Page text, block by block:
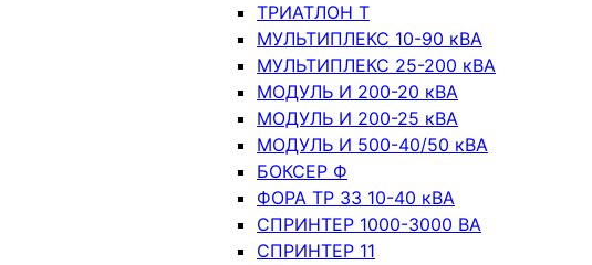
ТРИАТЛОН Т
МУЛЬТИПЛЕКС 10-90 кВА
МУЛЬТИПЛЕКС 25-200 кВА
МОДУЛЬ И 200-20 кВА
МОДУЛЬ И 200-25 кВА
МОДУЛЬ И 500-40/50 кВА
БОКСЕР Ф
ФОРА ТР 33 10-40 кВА
СПРИНТЕР 1000-3000 ВА
СПРИНТЕР 11